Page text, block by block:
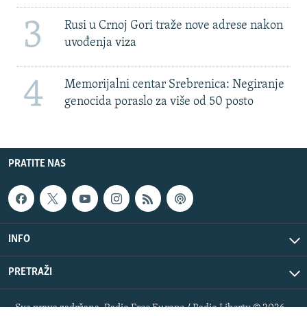
3
Rusi u Crnoj Gori traže nove adrese nakon
uvođenja viza
4
Memorijalni centar Srebrenica: Negiranje
genocida poraslo za više od 50 posto
PRATITE NAS
INFO
PRETRAŽI
Sva prava zadržana. Radio Free Europe / Radio Liberty © 2026